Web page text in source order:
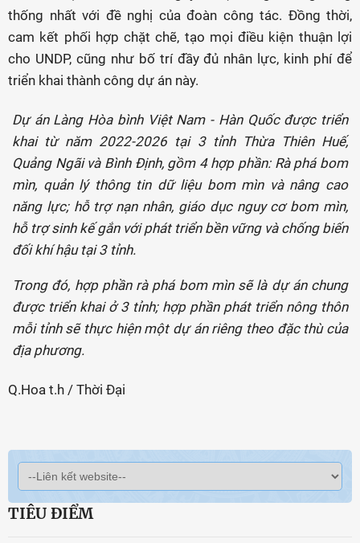
thống nhất với đề nghị của đoàn công tác. Đồng thời,
cam kết phối hợp chặt chẽ, tạo mọi điều kiện thuận lợi
cho UNDP, cũng như bố trí đầy đủ nhân lực, kinh phí để
triển khai thành công dự án này.
Dự án Làng Hòa bình Việt Nam - Hàn Quốc được triển
khai từ năm 2022-2026 tại 3 tỉnh Thừa Thiên Huế,
Quảng Ngãi và Bình Định, gồm 4 hợp phần: Rà phá bom
mìn, quản lý thông tin dữ liệu bom mìn và nâng cao
năng lực; hỗ trợ nạn nhân, giáo dục nguy cơ bom mìn,
hỗ trợ sinh kế gắn với phát triển bền vững và chống biến
đối khí hậu tại 3 tỉnh.
Trong đó, hợp phần rà phá bom mìn sẽ là dự án chung
được triển khai ở 3 tỉnh; hợp phần phát triển nông thôn
mỗi tỉnh sẽ thực hiện một dự án riêng theo đặc thù của
địa phương.
Q.Hoa t.h / Thời Đại
TIÊU ĐIỂM